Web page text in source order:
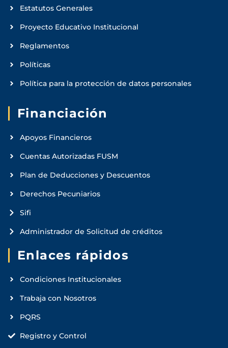
Estatutos Generales
Proyecto Educativo Institucional
Reglamentos
Políticas
Política para la protección de datos personales
Financiación
Apoyos Financieros
Cuentas Autorizadas FUSM
Plan de Deducciones y Descuentos
Derechos Pecuniarios
Sifi
Administrador de Solicitud de créditos
Enlaces rápidos
Condiciones Institucionales
Trabaja con Nosotros
PQRS
Registro y Control